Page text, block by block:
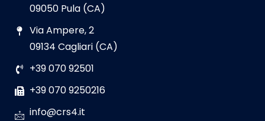
09050 Pula (CA)
Via Ampere, 2
09134 Cagliari (CA)
+39 070 92501
+39 070 9250216
info@crs4.it